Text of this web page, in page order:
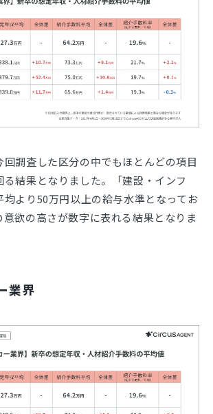
回調査した区分の中でもほとんどの項目
る結果となりました。「建設・インフ
均より50万円以上の給与水準となってお
意欲の高さが数字に表れる結果となりま
業界